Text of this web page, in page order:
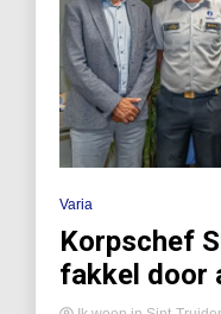
Varia
Korpschef
fakkel door